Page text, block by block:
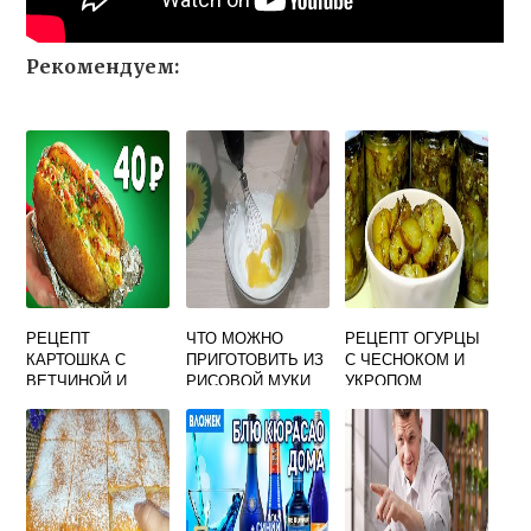
Рекомендуем:
РЕЦЕПТ
КАРТОШКА С
ВЕТЧИНОЙ И
ДУХОВКЕ
ЧТО МОЖНО
ПРИГОТОВИТЬ ИЗ
РИСОВОЙ МУКИ
РЕЦЕПТ ОГУРЦЫ
С ЧЕСНОКОМ И
УКРОПОМ
ЗИМУ